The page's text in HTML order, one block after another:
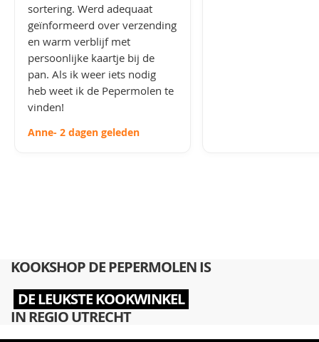
sortering. Werd adequaat
geïnformeerd over verzending
en warm verblijf met
persoonlijke kaartje bij de
pan. Als ik weer iets nodig
heb weet ik de Pepermolen te
vinden!
Anne- 2 dagen geleden
KOOKSHOP DE PEPERMOLEN IS
DE LEUKSTE KOOKWINKEL
IN REGIO UTRECHT